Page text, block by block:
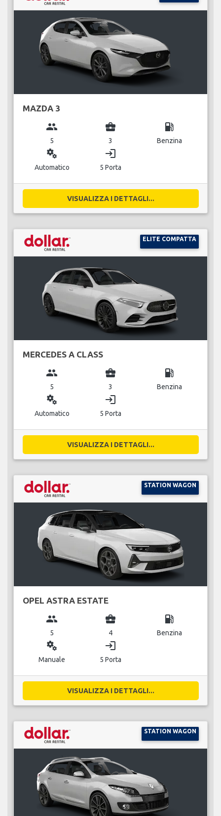
MAZDA 3
group
5
business_center
3
local_gas_station
Benzina
miscellaneous_services
Automatico
login
5 Porta
VISUALIZZA I DETTAGLI...
ELITE COMPATTA
MERCEDES A CLASS
group
5
business_center
3
local_gas_station
Benzina
miscellaneous_services
Automatico
login
5 Porta
VISUALIZZA I DETTAGLI...
STATION WAGON
OPEL ASTRA ESTATE
group
5
business_center
4
local_gas_station
Benzina
miscellaneous_services
Manuale
login
5 Porta
VISUALIZZA I DETTAGLI...
STATION WAGON